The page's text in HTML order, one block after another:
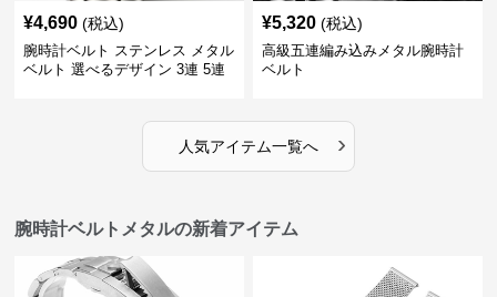
¥4,690 (税込)
腕時計ベルト ステンレス メタル
ベルト 選べるデザイン 3連 5連
¥5,320 (税込)
高級五連編み込みメタル腕時計
ベルト
人気アイテム一覧へ ›
腕時計ベルトメタルの新着アイテム